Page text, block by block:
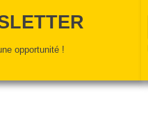
opportunité !